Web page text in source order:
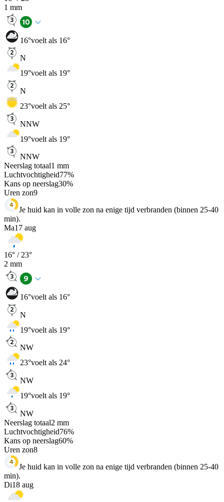
1 mm
16°voelt als 16°
N
19°voelt als 19°
N
23°voelt als 25°
NNW
19°voelt als 19°
NNW
Neerslag totaal1 mm
Luchtvochtigheid77%
Kans op neerslag30%
Uren zon9
Je huid kan in volle zon na enige tijd verbranden (binnen 25-40
min).
Ma17 aug
16° / 23°
2 mm
16°voelt als 16°
N
19°voelt als 19°
NW
23°voelt als 24°
NW
19°voelt als 19°
NW
Neerslag totaal2 mm
Luchtvochtigheid76%
Kans op neerslag60%
Uren zon8
Je huid kan in volle zon na enige tijd verbranden (binnen 25-40
min).
Di18 aug